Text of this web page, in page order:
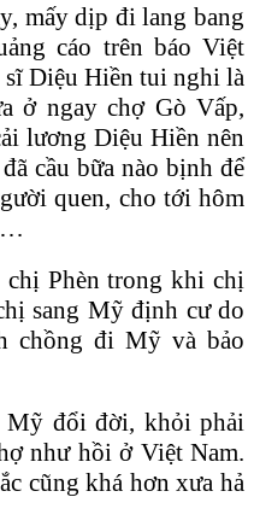
mấy dịp đi lang bang
cáo trên báo Việt
sĩ Diệu Hiền tui nghi là
ở ngay chợ Gò Vấp,
lương Diệu Hiền nên
cầu bữa nào bịnh để
quen, cho tới hôm
chị Phèn trong khi chị
sang Mỹ định cư do
chồng đi Mỹ và bảo
Mỹ đổi đời, khỏi phải
như hồi ở Việt Nam.
cũng khá hơn xưa hả